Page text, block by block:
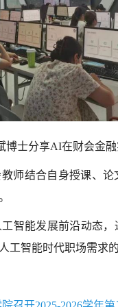
博士分享AI在财会金
师结合自身授课、
智能发展前沿动态
工智能时代职场需求